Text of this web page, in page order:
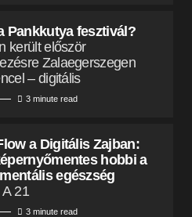
Pankkutya fesztivál?
került először
Zalaegerszegen
– digitális
3 minute read
a Digitális Zajban:
hobbi a
egészség
A 21
3 minute read